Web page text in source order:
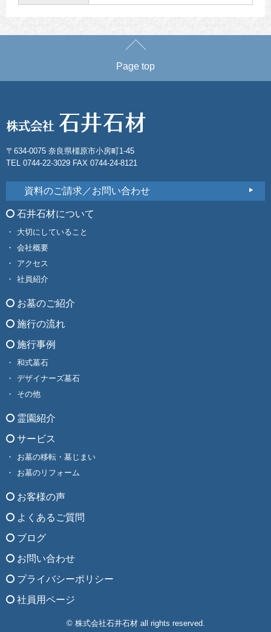
Page top
〒634-0075 奈良県橿原市小房町1-45
TEL 0744-22-3029 FAX 0744-24-8121
資料のご請求／お問い合わせ
石井石材について
大切にしていること
会社概要
アクセス
社員紹介
お墓のご紹介
施行の流れ
施行事例
和式墓石
デザイナーズ墓石
その他
霊園紹介
サービス
お墓の移転・墓じまい
お墓のリフォーム
お客様の声
よくあるご質問
ブログ
お問い合わせ
プライバシーポリシー
社員用ページ
© 株式会社石井石材 all rights reserved.